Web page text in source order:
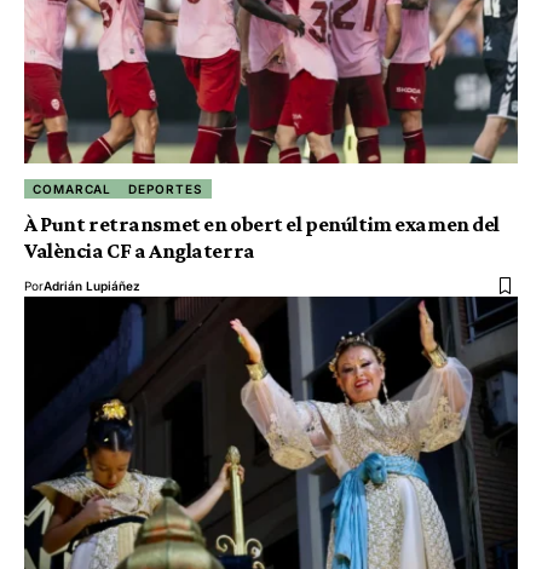
COMARCAL DEPORTES
À Punt retransmet en obert el penúltim examen del
València CF a Anglaterra
PorAdrián Lupiáñez